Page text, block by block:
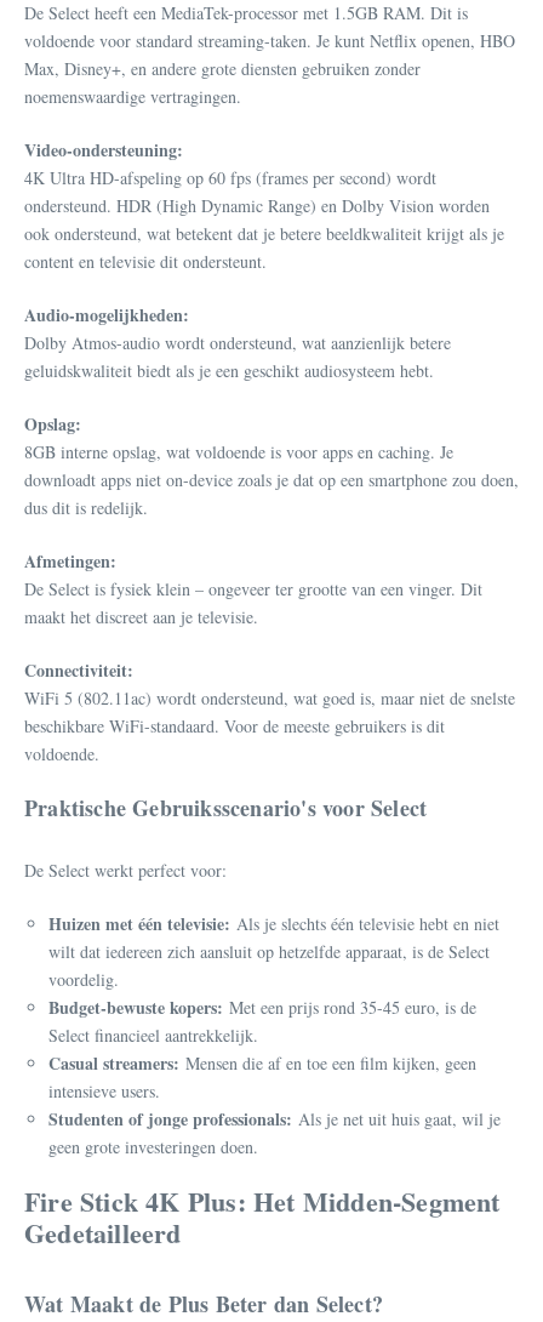
De Select heeft een MediaTek-processor met 1.5GB RAM. Dit is
voldoende voor standard streaming-taken. Je kunt Netflix openen, HBO
Max, Disney+, en andere grote diensten gebruiken zonder
noemenswaardige vertragingen.
Video-ondersteuning:
4K Ultra HD-afspeling op 60 fps (frames per second) wordt
ondersteund. HDR (High Dynamic Range) en Dolby Vision worden
ook ondersteund, wat betekent dat je betere beeldkwaliteit krijgt als je
content en televisie dit ondersteunt.
Audio-mogelijkheden:
Dolby Atmos-audio wordt ondersteund, wat aanzienlijk betere
geluidskwaliteit biedt als je een geschikt audiosysteem hebt.
Opslag:
8GB interne opslag, wat voldoende is voor apps en caching. Je
downloadt apps niet on-device zoals je dat op een smartphone zou doen,
dus dit is redelijk.
Afmetingen:
De Select is fysiek klein – ongeveer ter grootte van een vinger. Dit
maakt het discreet aan je televisie.
Connectiviteit:
WiFi 5 (802.11ac) wordt ondersteund, wat goed is, maar niet de snelste
beschikbare WiFi-standaard. Voor de meeste gebruikers is dit
voldoende.
Praktische Gebruiksscenario's voor Select
De Select werkt perfect voor:
Huizen met één televisie: Als je slechts één televisie hebt en niet
wilt dat iedereen zich aansluit op hetzelfde apparaat, is de Select
voordelig.
Budget-bewuste kopers: Met een prijs rond 35-45 euro, is de
Select financieel aantrekkelijk.
Casual streamers: Mensen die af en toe een film kijken, geen
intensieve users.
Studenten of jonge professionals: Als je net uit huis gaat, wil je
geen grote investeringen doen.
Fire Stick 4K Plus: Het Midden-Segment
Gedetailleerd
Wat Maakt de Plus Beter dan Select?